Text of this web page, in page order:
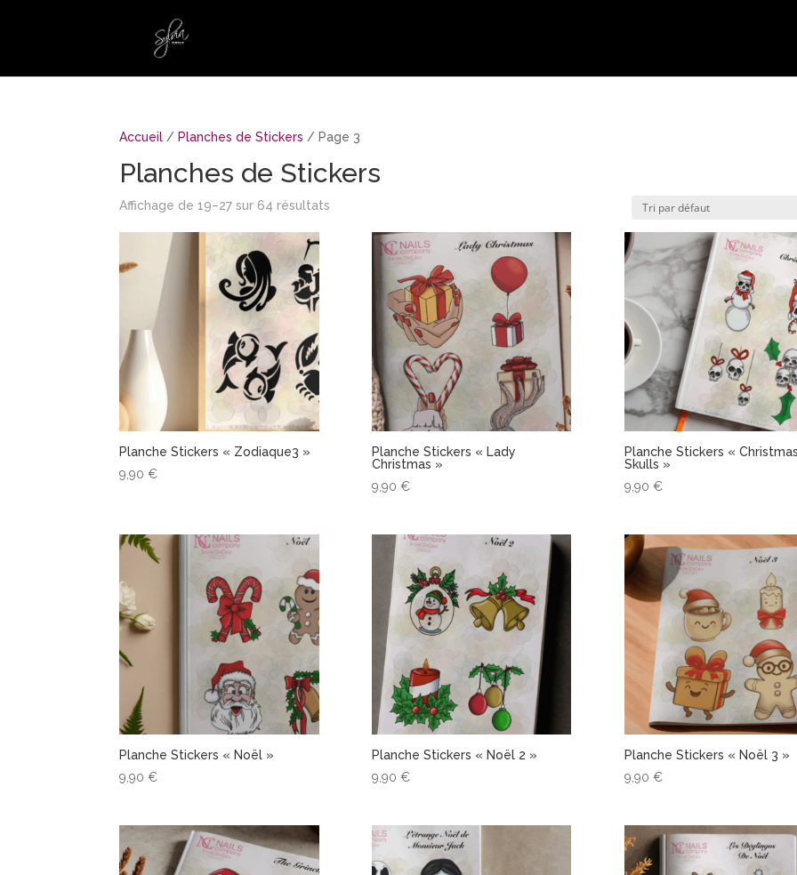
Accueil / Planches de Stickers / Page 3
Planches de Stickers
Affichage de 19–27 sur 64 résultats
Planche Stickers « Zodiaque3 »
9,90€
Planche Stickers « Lady
Christmas »
9,90 €
Planche Stickers «
Skulls »
9,90 €
Planche Stickers « Noël »
9,90€
Planche Stickers « Noël 2 »
9,90 €
Planche Stickers « Noël 3 »
9,90 €